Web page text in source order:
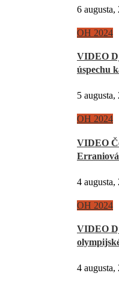
6 augusta,
OH 2024
VIDEO
úspechu
5 augusta,
OH 2024
VIDEO
4 augusta,
OH 2024
VIDEO
4 augusta,